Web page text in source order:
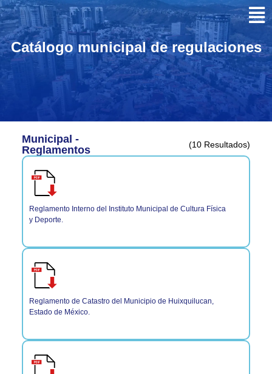
Catálogo municipal de regulaciones
Municipal -
Reglamentos
(10 Resultados)
Reglamento Interno del Instituto Municipal de Cultura Física
y Deporte.
Reglamento de Catastro del Municipio de Huixquilucan,
Estado de México.